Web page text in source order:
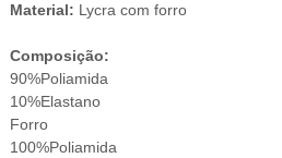
Material: Lycra com forro
Composição:
90%Poliamida
10%Elastano
Forro
100%Poliamida